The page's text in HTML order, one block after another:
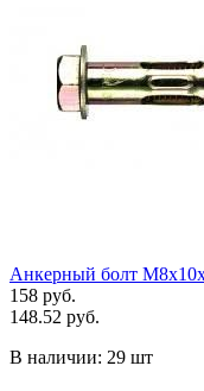
Анкерный болт
158 руб.
148.52 руб.
В наличии: 29 шт